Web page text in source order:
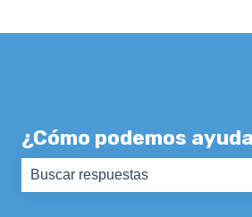
¿Cómo podemos